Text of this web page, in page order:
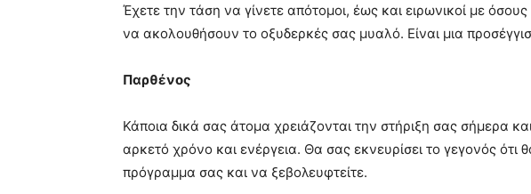
Έχετε την τάση να γίνετε απότομοι, έως και ειρωνικοί με όσους
να ακολουθήσουν το οξυδερκές σας μυαλό. Είναι μια
Παρθένος
Κάποια δικά σας άτομα χρειάζονται την στήριξη σας σήμερα
αρκετό χρόνο και ενέργεια. Θα σας εκνευρίσει το γεγονός ότι
πρόγραμμα σας και να ξεβολευφτείτε.